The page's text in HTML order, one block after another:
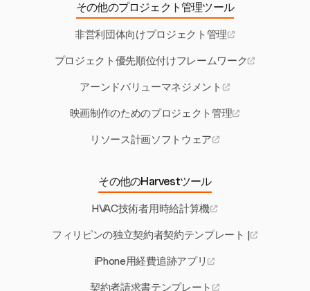
その他のプロジェクト管理ツール
非営利団体向けプロジェクト管理
プロジェクト優先順位付けフレームワーク
アーンドバリューマネジメント
映画制作のためのプロジェクト管理
リソース計画ソフトウェア
その他のHarvestツール
HVAC技術者用時給計算機
フィリピンの独立契約者契約テンプレート |
iPhone用経費追跡アプリ
契約者請求書テンプレート